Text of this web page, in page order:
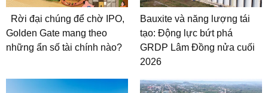
Rời đại chúng để chờ IPO,
Golden Gate mang theo
những ẩn số tài chính nào?
Bauxite và năng lượng tái
tạo: Động lực bứt phá
GRDP Lâm Đồng nửa cuối
2026